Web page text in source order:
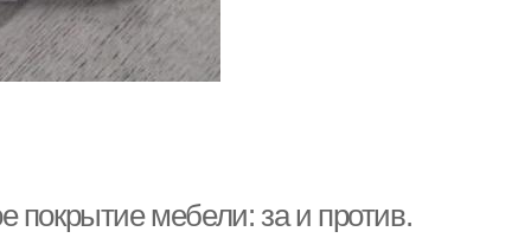
покрытие мебели: за и против.